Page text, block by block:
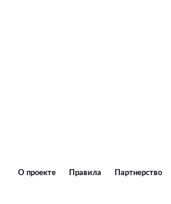
О проекте Правила Партнерство